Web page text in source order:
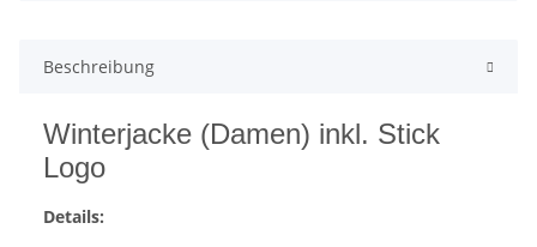
Beschreibung
Winterjacke (Damen) inkl. Stick
Logo
Details: